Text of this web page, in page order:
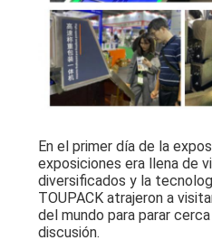
En el primer día de la
exposiciones era llena de
diversificados y la
TOUPACK atrajeron a
del mundo para parar
discusión.